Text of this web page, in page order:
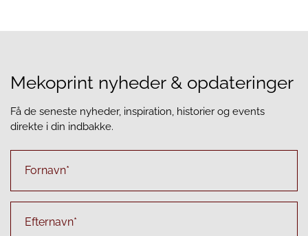
Mekoprint nyheder & opdateringer
Få de seneste nyheder, inspiration, historier og events
direkte i din indbakke.